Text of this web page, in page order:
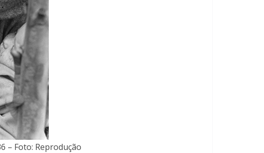
– Foto: Reprodução